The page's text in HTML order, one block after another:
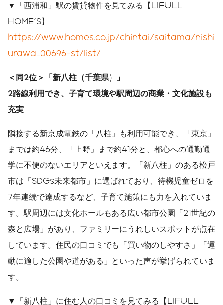
▼「西浦和」駅の賃貸物件を見てみる【LIFULL
HOME'S】
https://www.homes.co.jp/chintai/saitama/nishi
urawa_00696-st/list/
＜同2位＞「新八柱（千葉県）」
2路線利用でき、子育て環境や駅周辺の商業・文化施設も
充実
隣接する新京成電鉄の「八柱」も利用可能でき、「東京」
までは約46分、「上野」まで約41分と、都心への通勤通
学に不便のないエリアといえます。「新八柱」のある松戸
市は「SDGs未来都市」に選ばれており、待機児童ゼロを
7年連続で達成するなど、子育て施策にも力を入れていま
す。駅周辺には⽂化ホールもある広い都市公園「21世紀の
森と広場」があり、ファミリーにうれしいスポットが点在
しています。住民の口コミでも「買い物のしやすさ」「運
動に適した公園や道がある」といった声が挙げられていま
す。
▼「新八柱」に住む人の口コミを見てみる【LIFULL